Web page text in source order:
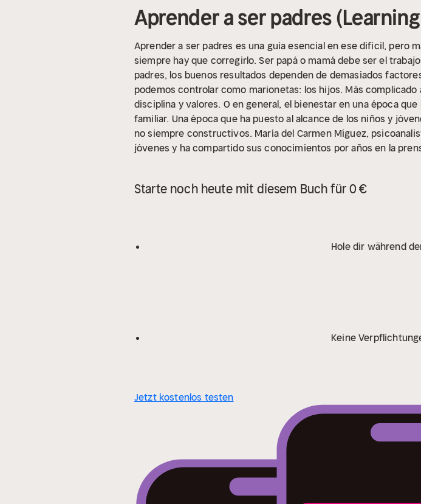
Aprender a ser padres
Aprender a ser padres es una guía esencial en ese difícil, pero
siempre hay que corregirlo. Ser papá o mamá debe ser el
padres, los buenos resultados dependen de demasiados
podemos controlar como marionetas: los hijos. Más
disciplina y valores. O en general, el bienestar en una época
familiar. Una época que ha puesto al alcance de los niños y
no siempre constructivos. María del Carmen Míguez,
jóvenes y ha compartido sus conocimientos por años en la
Starte noch heute mit diesem Buch für 0 €
Hole dir während
Keine
Jetzt kostenlos testen